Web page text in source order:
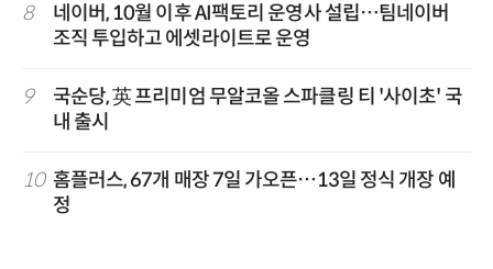
8
네이버, 10월 이후 AI팩토리 운영사 설립…팀네이버
조직 투입하고 에셋라이트로 운영
9
국순당, 英 프리미엄 무알코올 스파클링 티 '사이초' 국
내 출시
10 홈플러스, 67개 매장 7일 가오픈…13일 정식 개장 예
정